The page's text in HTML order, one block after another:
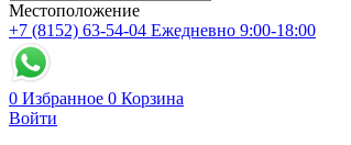
Местоположение
+7 (8152) 63-54-04 Ежедневно 9:00-18:00
0 Избранное 0 Корзина
Войти